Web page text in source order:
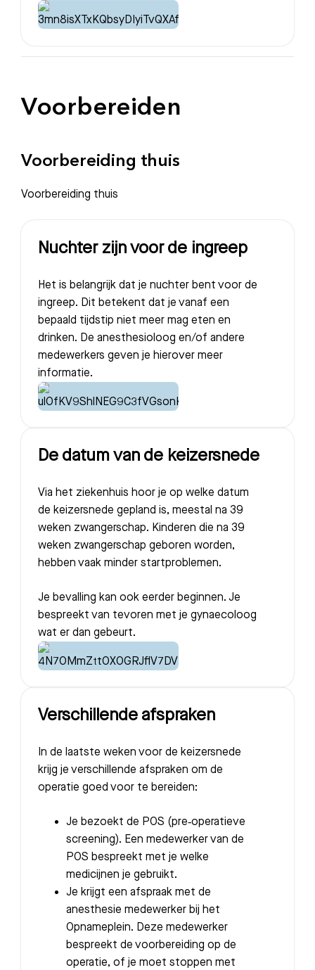
Voorbereiden
Voorbereiding thuis
Voorbereiding thuis
Nuchter zijn voor de ingreep
Het is belangrijk dat je nuchter bent voor de
ingreep. Dit betekent dat je vanaf een
bepaald tijdstip niet meer mag eten en
drinken. De anesthesioloog en/of andere
medewerkers geven je hierover meer
informatie.
De datum van de keizersnede
Via het ziekenhuis hoor je op welke datum
de keizersnede gepland is, meestal na 39
weken zwangerschap. Kinderen die na 39
weken zwangerschap geboren worden,
hebben vaak minder startproblemen.
Je bevalling kan ook eerder beginnen. Je
bespreekt van tevoren met je gynaecoloog
wat er dan gebeurt.
Verschillende afspraken
In de laatste weken voor de keizersnede
krijg je verschillende afspraken om de
operatie goed voor te bereiden:
Je bezoekt de POS (pre‑operatieve
screening). Een medewerker van de
POS bespreekt met je welke
medicijnen je gebruikt.
Je krijgt een afspraak met de
anesthesie medewerker bij het
Opnameplein. Deze medewerker
bespreekt de voorbereiding op de
operatie, of je moet stoppen met